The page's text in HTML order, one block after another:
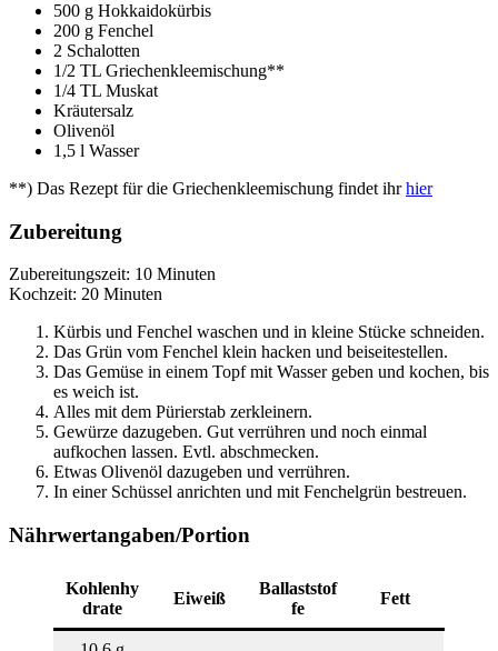
500 g Hokkaidokürbis
200 g Fenchel
2 Schalotten
1/2 TL Griechenkleemischung**
1/4 TL Muskat
Kräutersalz
Olivenöl
1,5 l Wasser
**) Das Rezept für die Griechenkleemischung findet ihrhier
Zubereitung
Zubereitungszeit: 10 Minuten
Kochzeit: 20 Minuten
Kürbis und Fenchel waschen und in kleine Stücke schneiden.
Das Grün vom Fenchel klein hacken und beiseitestellen.
Das Gemüse in einem Topf mit Wasser geben und kochen, bis
es weich ist.
Alles mit dem Pürierstab zerkleinern.
Gewürze dazugeben. Gut verrühren und noch einmal
aufkochen lassen. Evtl. abschmecken.
Etwas Olivenöl dazugeben und verrühren.
In einer Schüssel anrichten und mit Fenchelgrün bestreuen.
Nährwertangaben/Portion
Kohlenhy
drate
Eiweiß
Ballaststof
fe
Fett